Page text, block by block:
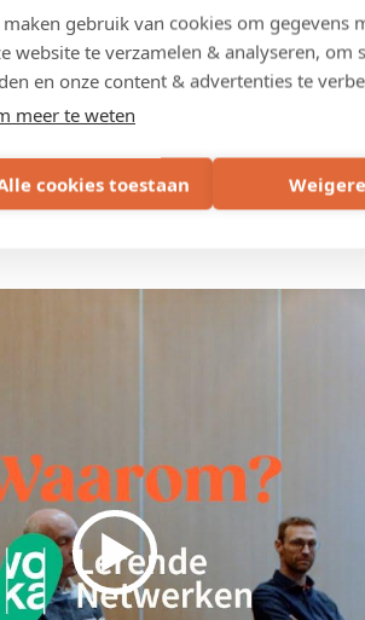
maken gebruik van cookies om gegevens
website te verzamelen & analyseren,
en onze content & advertenties te
meer te weten
cookies toestaan
Netwerk Financieel Beheer. We mogen
er een externe expert een opleiding
case. Het is dus een interactieve
ook de andere mensen kennen waardoor